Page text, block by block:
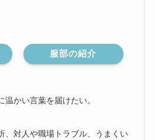
服部の紹介
かい言葉を届けたい。
、対人や職場トラブル、うまくい